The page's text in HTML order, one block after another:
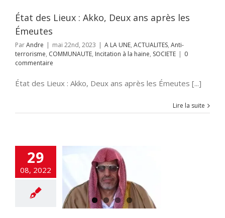
État des Lieux : Akko, Deux ans après les
Émeutes
ParAndre | mai 22nd, 2023 | A LA UNE, ACTUALITES, Anti-
terrorisme, COMMUNAUTE, Incitation à la haine, SOCIETE | 0
commentaire
État des Lieux : Akko, Deux ans après les Émeutes [...]
Lire la suite
29
08, 2022
la Haine
en Israël
à la haine